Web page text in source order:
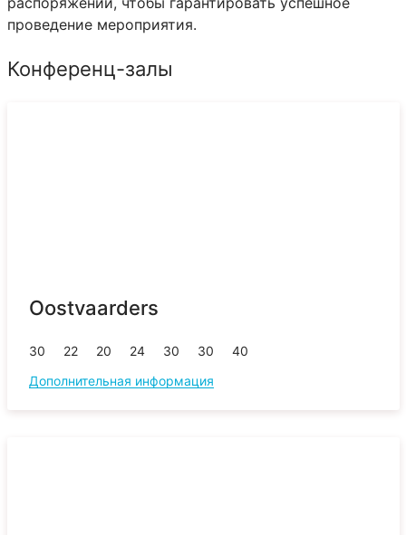
проведение мероприятия.
Конференц-залы
Oostvaarders
30 22 20 24 30 30
40
Дополнительная информация